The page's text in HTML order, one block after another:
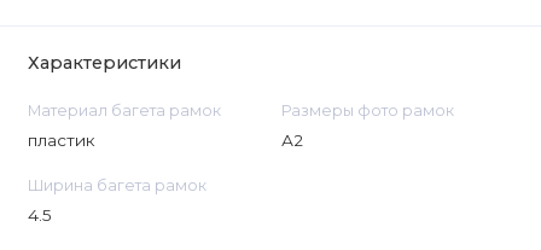
Характеристики
Материал багета рамок
пластик
Размеры фото рамок
А2
Ширина багета рамок
4.5